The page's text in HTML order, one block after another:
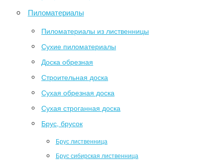
Пиломатериалы
Пиломатериалы из лиственницы
Сухие пиломатериалы
Доска обрезная
Строительная доска
Сухая обрезная доска
Сухая строганная доска
Брус, брусок
Брус лиственница
Брус сибирская лиственница